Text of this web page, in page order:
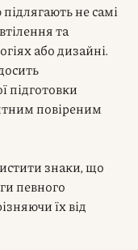
не самі
та
або дизайні.
підготовки
повіреним
знаки, що
певного
їх від